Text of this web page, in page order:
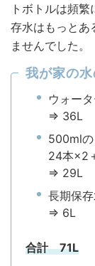
トボトルは頻
存水はもっとあ
ませんでした。
我が家の
ウォー
⇒ 36L
500ml
24本×2
⇒ 29L
長期保
⇒ 6L
合計 71L